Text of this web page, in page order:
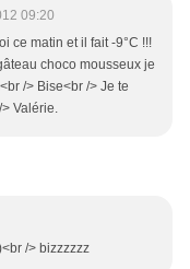
09:20
ce matin et il fait -9°C !!!
choco mousseux je
/> Bise<br /> Je te
Valérie.
/> bizzzzzz